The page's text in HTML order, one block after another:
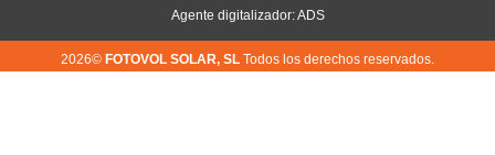
Agente digitalizador: ADS
2026© FOTOVOL SOLAR, SL Todos los derechos reservados.